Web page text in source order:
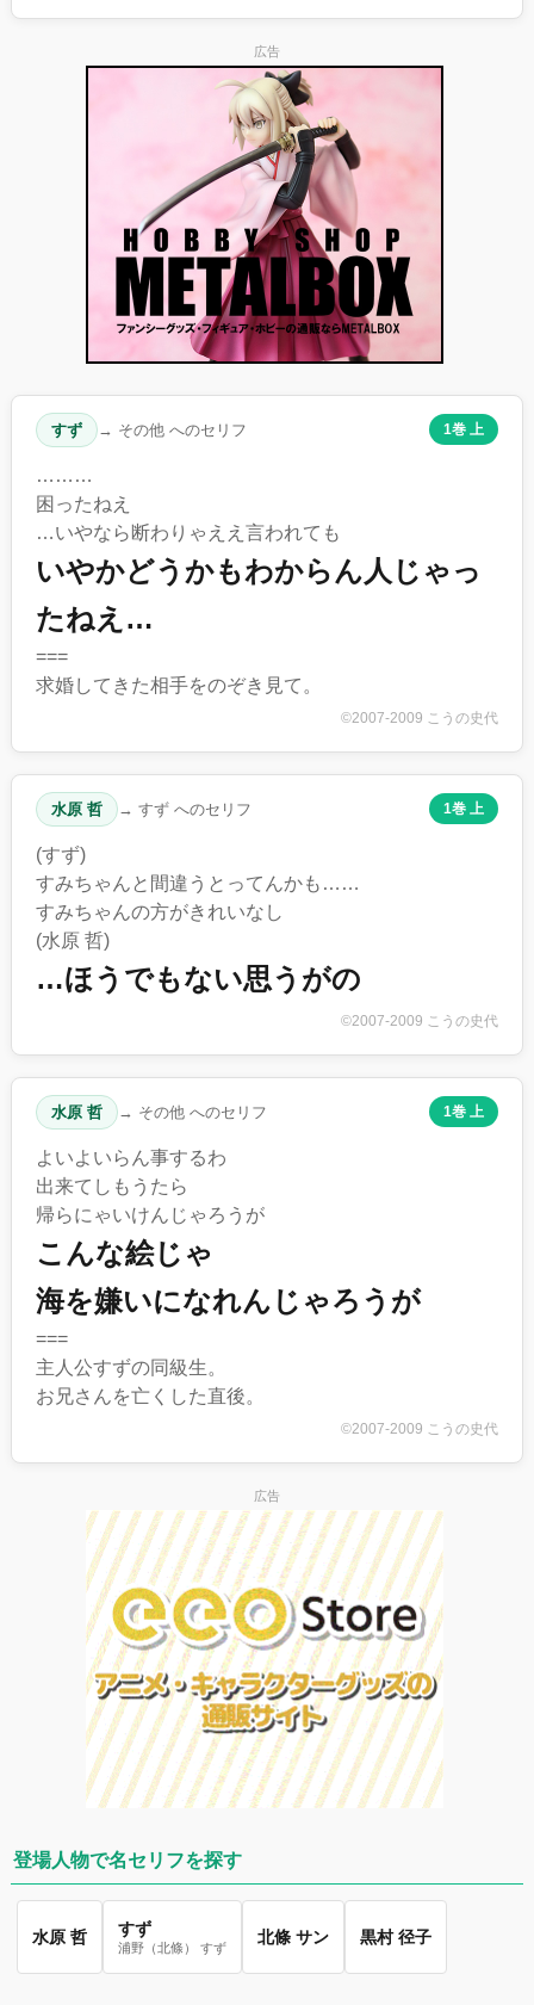
広告
すず → その他 へのセリフ 1巻 上
………
困ったねえ
…いやなら断わりゃええ言われても
いやかどうかもわからん人じゃっ
たねえ…
===
求婚してきた相手をのぞき見て。
©2007-2009 こうの史代
水原 哲 → すず へのセリフ 1巻 上
(すず)
すみちゃんと間違うとってんかも……
すみちゃんの方がきれいなし
(水原 哲)
…ほうでもない思うがの
©2007-2009 こうの史代
水原 哲 → その他 へのセリフ 1巻 上
よいよいらん事するわ
出来てしもうたら
帰らにゃいけんじゃろうが
こんな絵じゃ
海を嫌いになれんじゃろうが
===
主人公すずの同級生。
お兄さんを亡くした直後。
©2007-2009 こうの史代
広告
登場人物で名セリフを探す
水原 哲 すず
浦野（北條） すず
北條 サン 黒村 径子